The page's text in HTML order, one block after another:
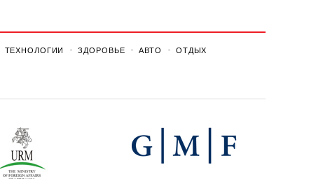
ТЕХНОЛОГИИ ЗДОРОВЬЕ АВТО ОТДЫХ